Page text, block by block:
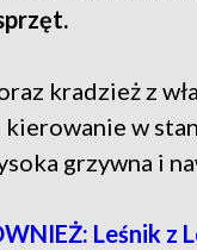
kradzież z
kierowanie w
grzywna i
Leśnik z